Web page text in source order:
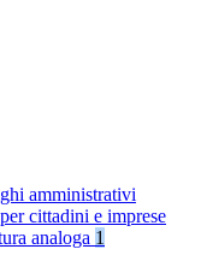
amministrativi
cittadini e imprese
analoga 1